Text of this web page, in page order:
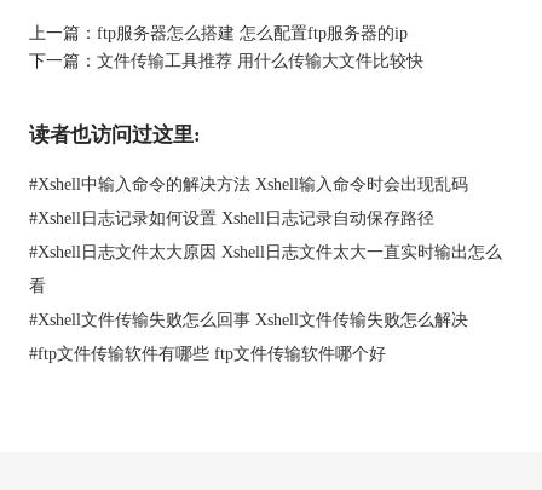
持FTP协议。FTP协议不是加密的，也不安全，这意味着通过FTP
发送的任何数据都可能被第三方截获。因此，建议用户使用SSH
FTP协议采用客户端-服务器架构。FTP客户端用于连接FTP服务
连接建立后，客户端将用户名和密码发送给服务器进行身份验
证。
如果身份验证成功，服务器发送欢迎消息，然后客户机可以开始
向服务器发送命令。最常用的FTP命令用于从服务器上传或下载
（1）上传文件到FTP服务器
客户端向FTP服务器上传文件时，必须先与服务器建立连接。然
上一篇： ftp服务器怎么搭建 怎么配置ftp服务器的ip
下一篇： 文件传输工具推荐 用什么传输大文件比较快
读者也访问过这里:
#Xshell中输入命令的解决方法 Xshell输入命令时会出现乱码
#Xshell日志记录如何设置 Xshell日志记录自动保存路径
#Xshell日志文件太大原因 Xshell日志文件太大一直实时输出怎么
看
#Xshell文件传输失败怎么回事 Xshell文件传输失败怎么解决
#ftp文件传输软件有哪些 ftp文件传输软件哪个好